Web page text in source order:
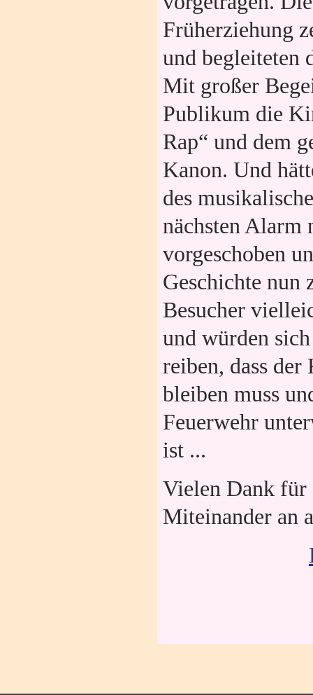
Früherziehung
und begleiteten
Mit großer
Publikum die
Rap“ und dem
Kanon. Und
des
nächsten Alarm
vorgeschoben
Geschichte nun
Besucher
und würden
reiben, dass der
bleiben muss
Feuerwehr
ist ...
Vielen Dank für
Miteinander an